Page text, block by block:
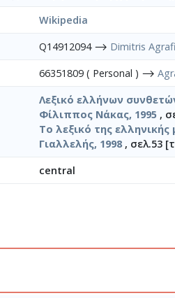
Wikipedia
Q14912094 ⟶ Dimitris
66351809 ( Personal ) ⟶
Λεξικό ελλήνων
Φίλιππος Νάκας, 1995 ,
Το λεξικό της
Γιαλλελής, 1998 , σελ.53
central